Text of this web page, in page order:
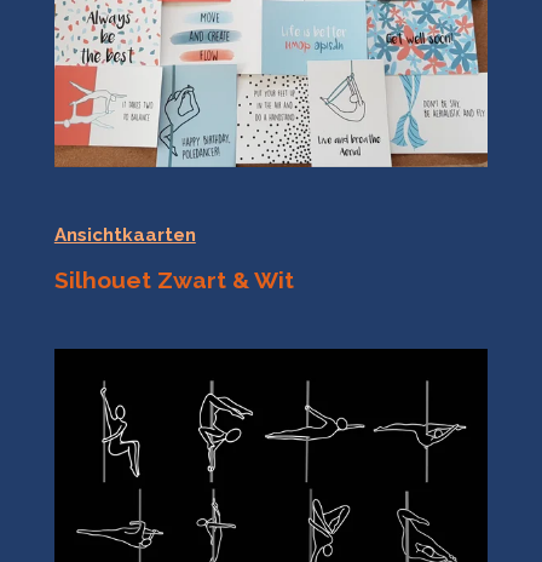
Ansichtkaarten
Silhouet Zwart & Wit